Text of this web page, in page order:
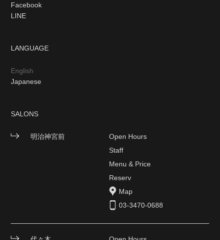
Facebook
LINE
LANGUAGE
English
Japanese
SALONS
明治神宮前
Open Hours
Staff
Menu & Price
Reserv
Map
03-3470-0688